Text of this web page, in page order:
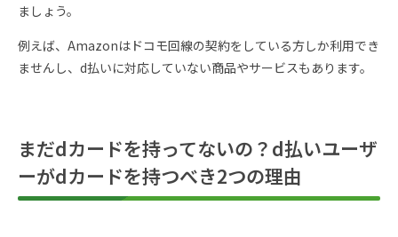
ましょう。
例えば、Amazonはドコモ回線の契約をしている方しか利用でき
ませんし、d払いに対応していない商品やサービスもあります。
まだdカードを持ってないの？d払いユーザ
ーがdカードを持つべき2つの理由